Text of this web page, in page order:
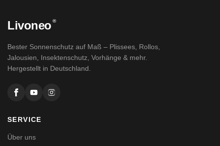
Livoneo ®
Bester Sonnenschutz auf Maß – Plissees, Rollos,
Jalousien, Insektenschutz, Vorhänge & mehr.
Hergestellt in Deutschland.
SERVICE
Über uns